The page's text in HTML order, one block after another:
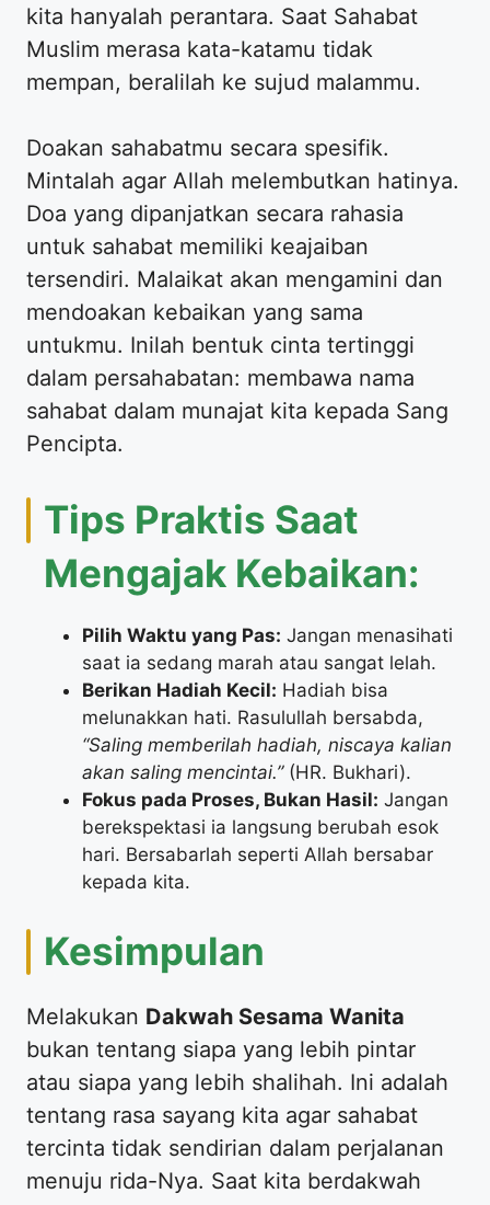
kita hanyalah perantara. Saat Sahabat
Muslim merasa kata-katamu tidak
mempan, beralilah ke sujud malammu.
​Doakan sahabatmu secara spesifik.
Mintalah agar Allah melembutkan hatinya.
Doa yang dipanjatkan secara rahasia
untuk sahabat memiliki keajaiban
tersendiri. Malaikat akan mengamini dan
mendoakan kebaikan yang sama
untukmu. Inilah bentuk cinta tertinggi
dalam persahabatan: membawa nama
sahabat dalam munajat kita kepada Sang
Pencipta.
​Tips Praktis Saat
Mengajak Kebaikan:
Pilih Waktu yang Pas: Jangan menasihati
saat ia sedang marah atau sangat lelah.
Berikan Hadiah Kecil: Hadiah bisa
melunakkan hati. Rasulullah bersabda,
“Saling memberilah hadiah, niscaya kalian
akan saling mencintai.”(HR. Bukhari).
Fokus pada Proses, Bukan Hasil: Jangan
berekspektasi ia langsung berubah esok
hari. Bersabarlah seperti Allah bersabar
kepada kita.
​Kesimpulan
​Melakukan Dakwah Sesama Wanita
bukan tentang siapa yang lebih pintar
atau siapa yang lebih shalihah. Ini adalah
tentang rasa sayang kita agar sahabat
tercinta tidak sendirian dalam perjalanan
menuju rida-Nya. Saat kita berdakwah